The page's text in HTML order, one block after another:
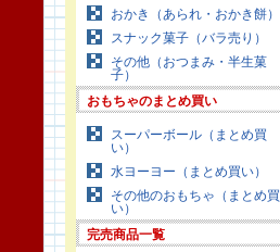
おかき（あられ・おかき餅）
スナック菓子（バラ売り）
その他（おつまみ・半生菓
子）
おもちゃのまとめ買い
スーパーボール（まとめ買
い）
水ヨーヨー（まとめ買い）
その他のおもちゃ（まとめ買
い）
完売商品一覧